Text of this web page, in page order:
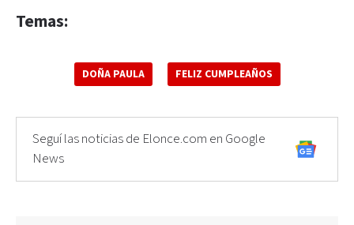
Temas:
DOÑA PAULA FELIZ CUMPLEAÑOS
Seguí las noticias de Elonce.com en Google
News